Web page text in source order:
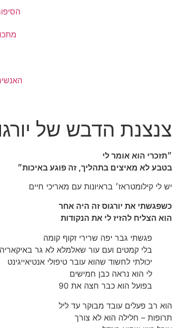
צנצנת הדבש של
״תזכרי הוא אומר לי
בטבע לא מאיצים בתהליך, זה פוגע באיכות״
יש לי קילומטראז׳ בראיונות עם מאריכי חיים
כשפגשתי את יורגוס זה היה אחר
הוא הצליח להזיז לי את הנקודות
פגשתי גבר יפה שרירי זקוף קומה
בלי קמטים ועם עור שאלמלא לא גר באיקאריה
יכולתי לחשוד שהוא עובר טיפולי אנטיאייגינט
לי הוא נראה כבן חמישים
בפועל הוא כבר חצה את 90
הוא רב פעלים עובד מבוקר עד ליל
תרופות – חלילה הוא לא צורך